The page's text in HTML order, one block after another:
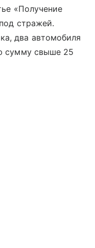
«Получение
стражей.
два автомобиля
сумму свыше 25